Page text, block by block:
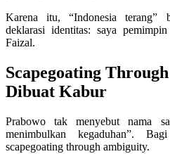
Karena itu, “Indonesia terang”
deklarasi identitas: saya
Faizal.
Scapegoating
Dibuat Kabur
Prabowo tak menyebut nama
menimbulkan kegaduhan”.
scapegoating through ambiguity.